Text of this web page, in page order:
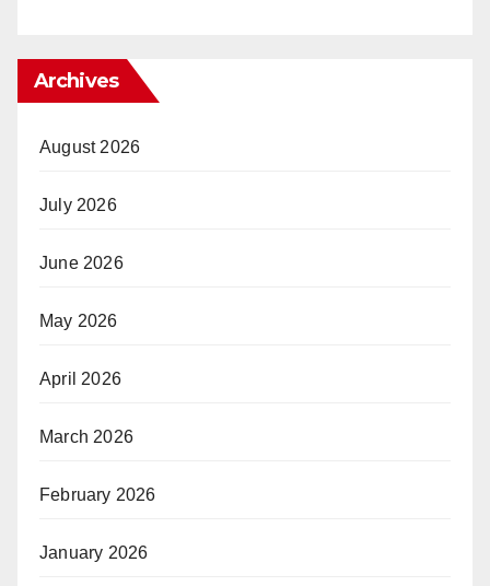
Archives
August 2026
July 2026
June 2026
May 2026
April 2026
March 2026
February 2026
January 2026